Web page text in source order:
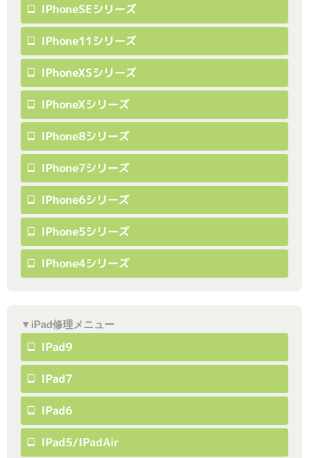
IPhoneSEシリーズ
IPhone11シリーズ
IPhoneXSシリーズ
IPhoneXシリーズ
IPhone8シリーズ
IPhone7シリーズ
IPhone6シリーズ
IPhone5シリーズ
IPhone4シリーズ
▼iPad修理メニュー
IPad9
IPad7
IPad6
IPad5/iPadAir